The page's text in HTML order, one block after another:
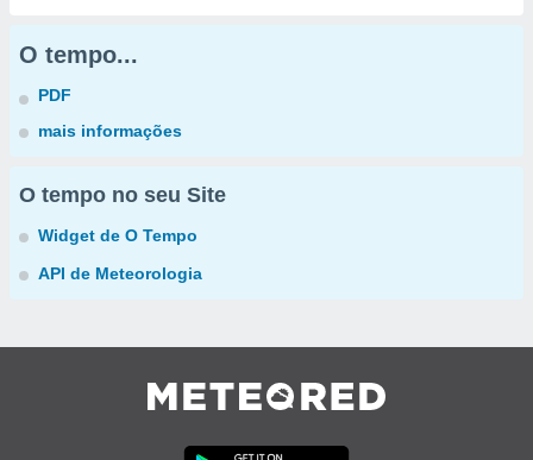
O tempo...
PDF
mais informações
O tempo no seu Site
Widget de O Tempo
API de Meteorologia